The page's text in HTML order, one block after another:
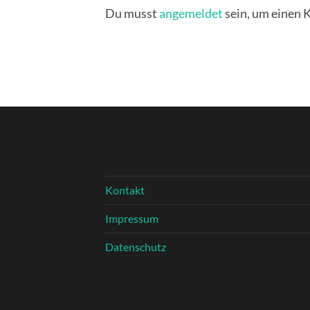
Du musstangemeldetsein, um einen
Kontakt
Impressum
Datenschutz